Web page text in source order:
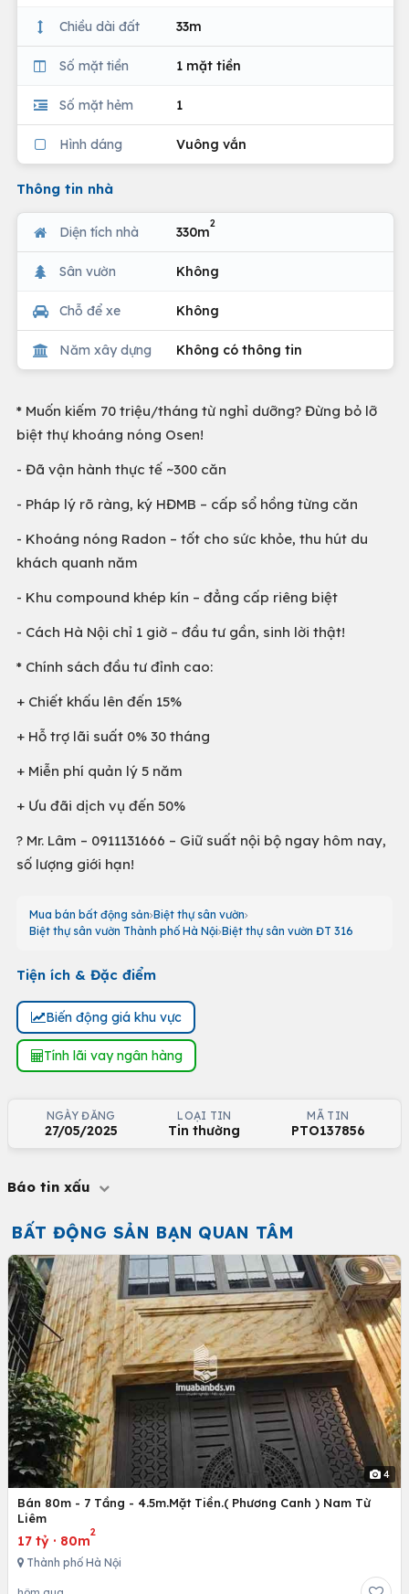
Chiều dài đất 33m
Số mặt tiền 1 mặt tiền
Số mặt hẻm 1
Hình dáng Vuông vắn
Thông tin nhà
Diện tích nhà 330m
2
Sân vườn Không
Chỗ để xe Không
Năm xây dựng Không có thông tin
* Muốn kiếm 70 triệu/tháng từ nghỉ dưỡng? Đừng bỏ lỡ
biệt thự khoáng nóng Osen!
- Đã vận hành thực tế ~300 căn
- Pháp lý rõ ràng, ký HĐMB – cấp sổ hồng từng căn
- Khoáng nóng Radon – tốt cho sức khỏe, thu hút du
khách quanh năm
- Khu compound khép kín – đẳng cấp riêng biệt
- Cách Hà Nội chỉ 1 giờ – đầu tư gần, sinh lời thật!
* Chính sách đầu tư đỉnh cao:
+ Chiết khấu lên đến 15%
+ Hỗ trợ lãi suất 0% 30 tháng
+ Miễn phí quản lý 5 năm
+ Ưu đãi dịch vụ đến 50%
? Mr. Lâm – 0911131666 – Giữ suất nội bộ ngay hôm nay,
số lượng giới hạn!
Mua bán bất động sản Biệt thự sân vườn
Biệt thự sân vườn Thành phố Hà Nội Biệt thự sân vườn ĐT 316
Tiện ích & Đặc điểm
Biến động giá khu vực
Tính lãi vay ngân hàng
NGÀY ĐĂNG
27/05/2025
LOẠI TIN
Tin thường
MÃ TIN
PTO137856
Báo tin xấu
BẤT ĐỘNG SẢN BẠN QUAN TÂM
4
Bán 80m - 7 Tầng - 4.5m.Mặt Tiền.( Phương Canh ) Nam Từ
Liêm
17 tỷ · 80m
2
Thành phố Hà Nội